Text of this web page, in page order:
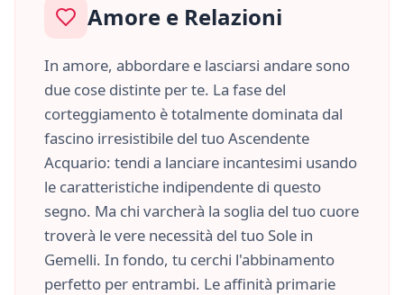
Amore e Relazioni
In amore, abbordare e lasciarsi andare sono
due cose distinte per te. La fase del
corteggiamento è totalmente dominata dal
fascino irresistibile del tuo Ascendente
Acquario: tendi a lanciare incantesimi usando
le caratteristiche indipendente di questo
segno. Ma chi varcherà la soglia del tuo cuore
troverà le vere necessità del tuo Sole in
Gemelli. In fondo, tu cerchi l'abbinamento
perfetto per entrambi. Le affinità primarie